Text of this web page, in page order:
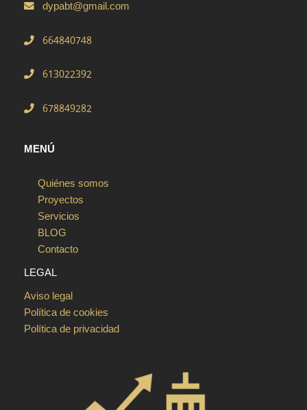
dypabt@gmail.com
664840748
613022392
678849282
MENÚ
Quiénes somos
Proyectos
Servicios
BLOG
Contacto
LEGAL
Aviso legal
Política de cookies
Política de privacidad